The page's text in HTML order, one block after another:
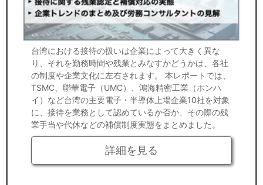
台湾における接待の扱いは企業によって大きく異な
り、それを勤務時間や残業とみなすかどうかは、各社
の制度や企業文化に左右されます。 本レポートでは、
TSMC、聯華電子（UMC）、鴻海精密工業（ホンハ
イ）など台湾の主要電子・半導体上場企業10社を対象
に、接待を業務として認めているか否か、その際の残
業手当や代休などの補償制度実態をまとめました。
詳細を見る